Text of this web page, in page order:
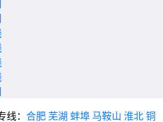
线： 合肥 芜湖 蚌埠 马鞍山 淮北 铜